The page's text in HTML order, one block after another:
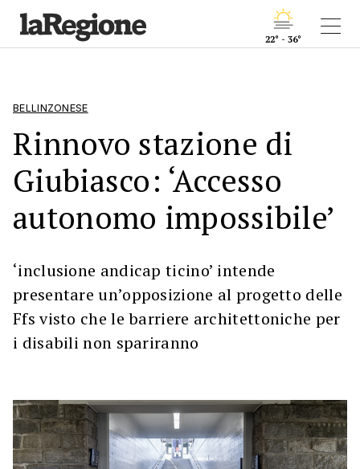
22° - 36°
BELLINZONESE
Rinnovo stazione di
Giubiasco: ‘Accesso
autonomo impossibile’
‘inclusione andicap ticino’ intende
presentare un’opposizione al progetto delle
Ffs visto che le barriere architettoniche per
i disabili non spariranno